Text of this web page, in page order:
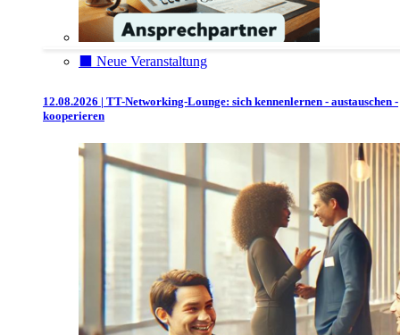
⬛️ Neue Veranstaltung
12.08.2026 | TT-Networking-Lounge: sich kennenlernen - austauschen -
kooperieren